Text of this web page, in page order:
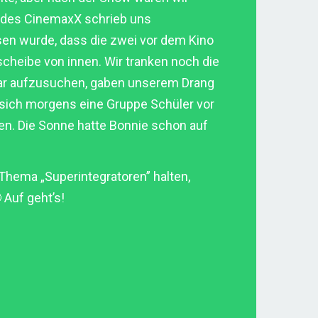
CinemaxX schrieb uns
wurde, dass die zwei vor dem Kino
von innen. Wir tranken noch die
aufzusuchen, gaben unserem Drang
morgens eine Gruppe Schüler vor
Die Sonne hatte Bonnie schon auf
„Superintegratoren” halten,
geht’s!